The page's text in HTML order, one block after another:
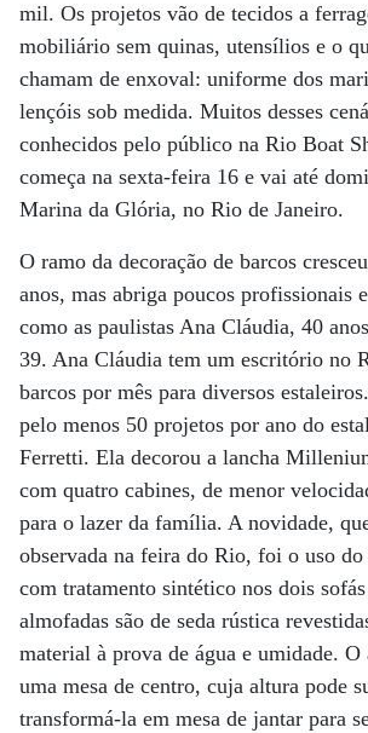
mil. Os projetos vão de tecidos a
mobiliário sem quinas, utensílios e o
chamam de enxoval: uniforme dos
lençóis sob medida. Muitos desses
conhecidos pelo público na Rio Boat
começa na sexta-feira 16 e vai até
Marina da Glória, no Rio de Janeiro.
O ramo da decoração de barcos
anos, mas abriga poucos profissionais
como as paulistas Ana Cláudia, 40
39. Ana Cláudia tem um escritório no
barcos por mês para diversos
pelo menos 50 projetos por ano do
Ferretti. Ela decorou a lancha
com quatro cabines, de menor
para o lazer da família. A novidade,
observada na feira do Rio, foi o uso
com tratamento sintético nos dois
almofadas são de seda rústica
material à prova de água e umidade.
uma mesa de centro, cuja altura pode
transformá-la em mesa de jantar para